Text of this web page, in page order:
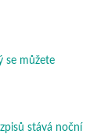
se můžete
stává noční